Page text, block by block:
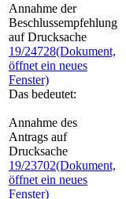
Annahme der
Beschlussempfehlung
auf Drucksache
19/24728(Dokument,
öffnet ein neues
Fenster)
Das bedeutet:
Annahme des
Antrags auf
Drucksache
19/23702(Dokument,
öffnet ein neues
Fenster)